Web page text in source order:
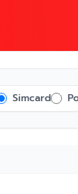
Simcard